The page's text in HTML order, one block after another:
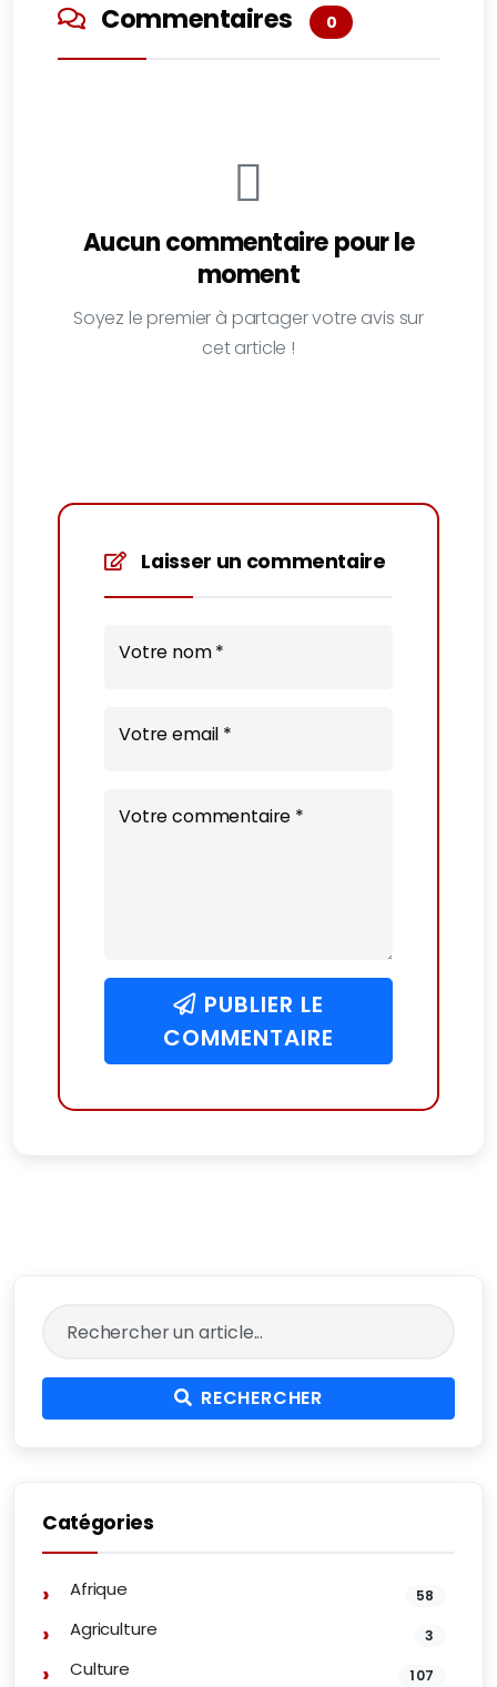
Commentaires 0
Aucun commentaire pour le
moment
Soyez le premier à partager votre avis sur
cet article !
Laisser un commentaire
Votre nom *
Votre email *
Votre commentaire *
PUBLIER LE
COMMENTAIRE
RECHERCHER
Catégories
Afrique 58
Agriculture 3
Culture 107